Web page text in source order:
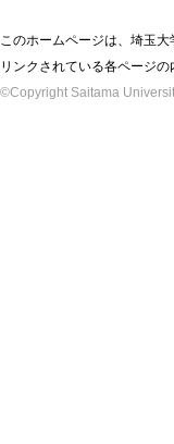
このホームページは、埼玉大
リンクされている各ページ
©Copyright Saitama